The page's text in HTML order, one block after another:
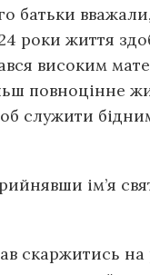
батьки
роки життя
високим
повноцінне
служити
ім’я
скаржитись на